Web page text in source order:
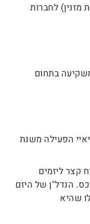
מזנין) לחברות
בתחום
הפעילה משנת
קצר ליזמים
הנדל"ן של היזם
שהיא